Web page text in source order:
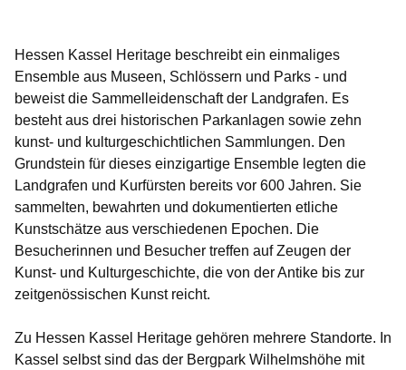
Hessen Kassel Heritage beschreibt ein einmaliges
Ensemble aus Museen, Schlössern und Parks - und
beweist die Sammelleidenschaft der Landgrafen. Es
besteht aus drei historischen Parkanlagen sowie zehn
kunst- und kulturgeschichtlichen Sammlungen. Den
Grundstein für dieses einzigartige Ensemble legten die
Landgrafen und Kurfürsten bereits vor 600 Jahren. Sie
sammelten, bewahrten und dokumentierten etliche
Kunstschätze aus verschiedenen Epochen. Die
Besucherinnen und Besucher treffen auf Zeugen der
Kunst- und Kulturgeschichte, die von der Antike bis zur
zeitgenössischen Kunst reicht.
Zu Hessen Kassel Heritage gehören mehrere Standorte. In
Kassel selbst sind das der Bergpark Wilhelmshöhe mit